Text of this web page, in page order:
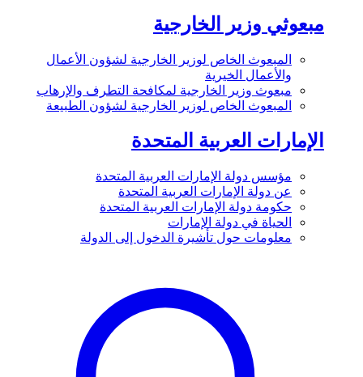
مبعوثي وزير الخارجية
المبعوث الخاص لوزير الخارجية لشؤون الأعمال
والأعمال الخيرية
مبعوث وزير الخارجية لمكافحة التطرف والإرهاب
المبعوث الخاص لوزير الخارجية لشؤون الطبيعة
الإمارات العربية المتحدة
مؤسس دولة الإمارات العربية المتحدة
عن دولة الإمارات العربية المتحدة
حكومة دولة الإمارات العربية المتحدة
الحياة في دولة الإمارات
معلومات حول تأشيرة الدخول إلى الدولة